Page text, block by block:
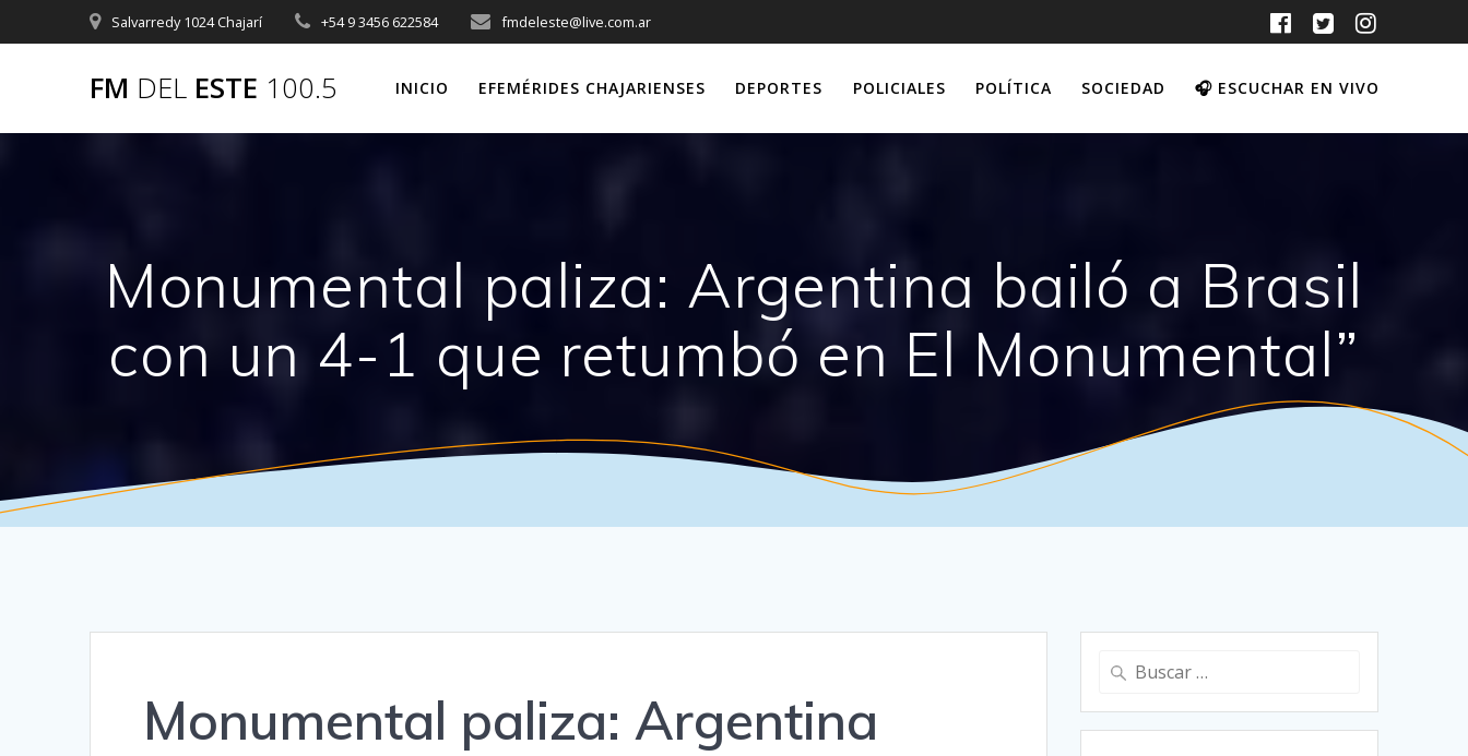
al
Salvarredy 1024 Chajarí +54 9 3456 622584 fmdeleste@live.com.ar
FM DEL ESTE 100.5 INICIO EFEMÉRIDES CHAJARIENSES DEPORTES POLICIALES POLÍTICA SOCIEDAD 🎧 ESCUCHAR EN VIVO
Monumental paliza: Argentina bailó a Brasil
con un 4-1 que retumbó en El Monumental”
Monumental paliza: Argentina
Buscar: